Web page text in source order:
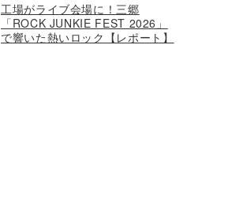
工場がライブ会場に！三郷
「ROCK JUNKIE FEST 2026」
で響いた熱いロック【レポート】